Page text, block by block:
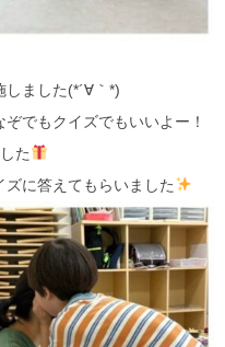
ました(*´∀｀*)
でもクイズでもいいよー！
た
に答えてもらいました